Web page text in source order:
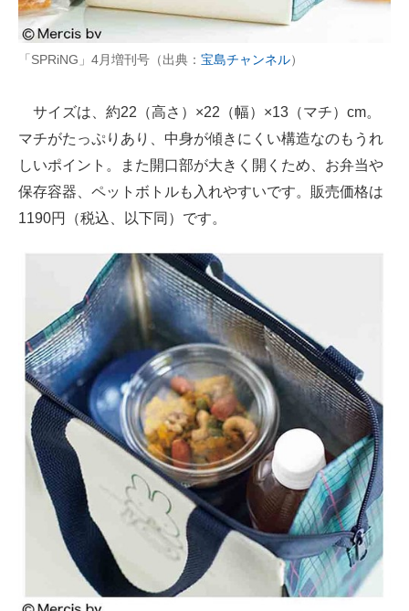
「SPRiNG」4月増刊号（出典： 宝島チャンネル）
サイズは、約22（高さ）×22（幅）×13（マチ）cm。
マチがたっぷりあり、中身が傾きにくい構造なのもうれ
しいポイント。また開口部が大きく開くため、お弁当や
保存容器、ペットボトルも入れやすいです。販売価格は
1190円（税込、以下同）です。